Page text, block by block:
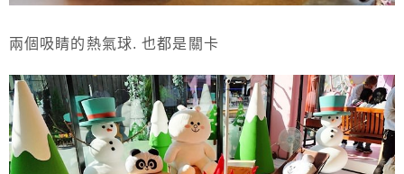
兩個吸睛的熱氣球. 也都是關卡